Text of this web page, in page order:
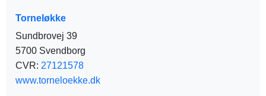
Torneløkke
Sundbrovej 39
5700 Svendborg
CVR: 27121578
www.torneloekke.dk